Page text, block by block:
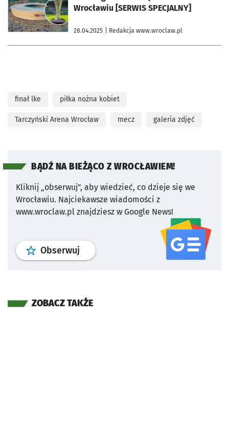
Wrocławiu [SERWIS SPECJALNY]
28.04.2025 | Redakcja www.wroclaw.pl
finał lke piłka nożna kobiet
Tarczyński Arena Wrocław mecz galeria zdjęć
BĄDŹ NA BIEŻĄCO Z WROCŁAWIEM!
Kliknij „obserwuj”, aby wiedzieć, co dzieje się we
Wrocławiu. Najciekawsze wiadomości z
www.wroclaw.pl znajdziesz w Google News!
Obserwuj profil serwisu
ZOBACZ TAKŻE